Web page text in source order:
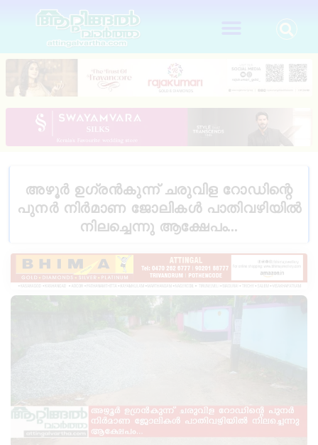
അഴൂർ ഉഗ്രൻകുന്ന് ചരുവിള റോഡിന്റെ
പുനർ നിർമാണ ജോലികൾ പാതിവഴിയിൽ
നിലച്ചെന്നു ആക്ഷേപം…